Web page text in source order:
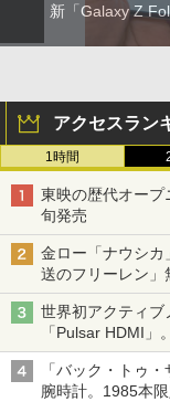
新「Galaxy Z
アクセスラン
1時間
東映の歴代オー
旬発売
金ロー「ナウシカ
送のフリーレン」
世界初アクティ
「Pulsar HDMI」
「バック・トゥ
腕時計。1985本